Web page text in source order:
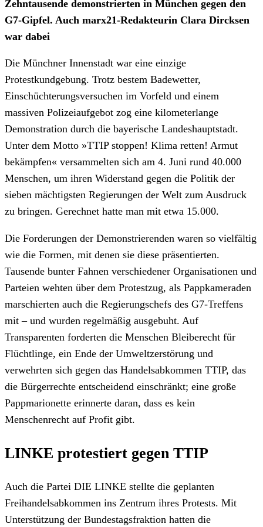
Zehntausende demonstrierten in München gegen den
G7-Gipfel. Auch marx21-Redakteurin Clara Dircksen
war dabei
Die Münchner Innenstadt war eine einzige
Protestkundgebung. Trotz bestem Badewetter,
Einschüchterungsversuchen im Vorfeld und einem
massiven Polizeiaufgebot zog eine kilometerlange
Demonstration durch die bayerische Landeshauptstadt.
Unter dem Motto »TTIP stoppen! Klima retten! Armut
bekämpfen« versammelten sich am 4. Juni rund 40.000
Menschen, um ihren Widerstand gegen die Politik der
sieben mächtigsten Regierungen der Welt zum Ausdruck
zu bringen. Gerechnet hatte man mit etwa 15.000.
Die Forderungen der Demonstrierenden waren so vielfältig
wie die Formen, mit denen sie diese präsentierten.
Tausende bunter Fahnen verschiedener Organisationen und
Parteien wehten über dem Protestzug, als Pappkameraden
marschierten auch die Regierungschefs des G7-Treffens
mit – und wurden regelmäßig ausgebuht. Auf
Transparenten forderten die Menschen Bleiberecht für
Flüchtlinge, ein Ende der Umweltzerstörung und
verwehrten sich gegen das Handelsabkommen TTIP, das
die Bürgerrechte entscheidend einschränkt; eine große
Pappmarionette erinnerte daran, dass es kein
Menschenrecht auf Profit gibt.
LINKE protestiert gegen TTIP
Auch die Partei DIE LINKE stellte die geplanten
Freihandelsabkommen ins Zentrum ihres Protests. Mit
Unterstützung der Bundestagsfraktion hatten die